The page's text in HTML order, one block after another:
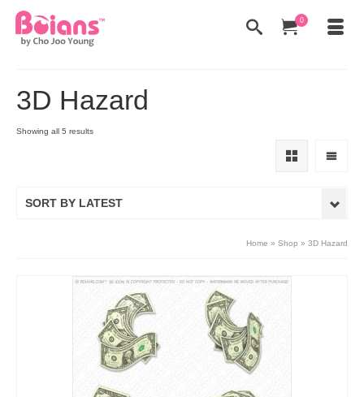
0
3D Hazard
Showing all 5 results
SORT BY LATEST
Home » Shop » 3D Hazard